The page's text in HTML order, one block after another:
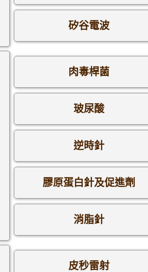
矽谷電波
肉毒桿菌
玻尿酸
逆時針
膠原蛋白針及促進劑
消脂針
皮秒雷射